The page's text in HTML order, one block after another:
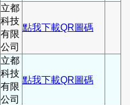
立都
科技
有限
公司
點我下載QR圖碼
立都
科技
有限
公司
點我下載QR圖碼